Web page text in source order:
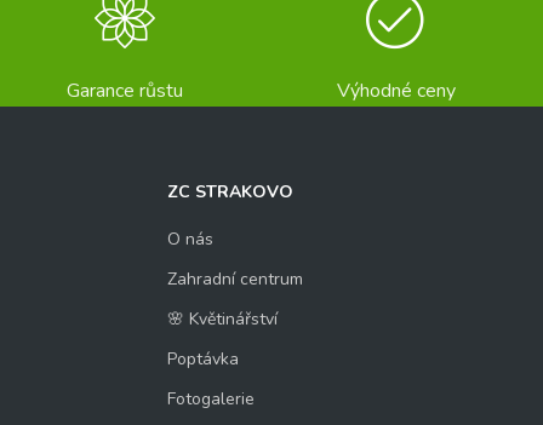
Garance růstu Výhodné ceny
ZC STRAKOVO
O nás
Zahradní centrum
🌸 Květinářství
Poptávka
Fotogalerie